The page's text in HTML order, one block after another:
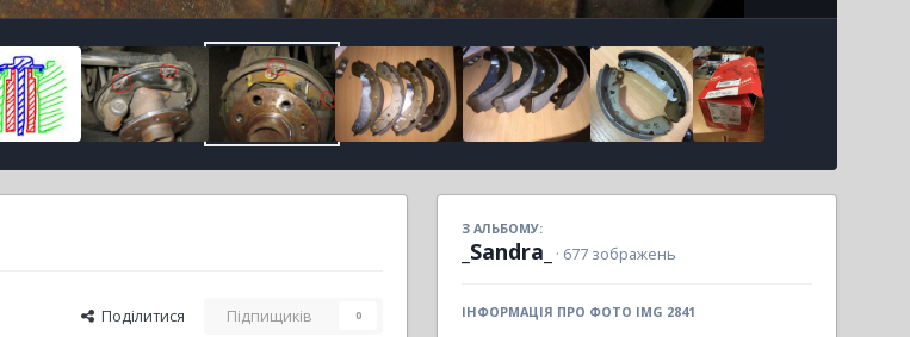
Поділитися Підпищиків 0
З АЛЬБОМУ:
_Sandra_ · 677 зображень
ІНФОРМАЦІЯ ПРО ФОТО IMG 2841